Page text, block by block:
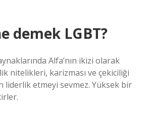
demek LGBT?
Alfa’nın ikizi olarak
nitelikleri, karizması ve çekiciliği
liderlik etmeyi sevmez. Yüksek bir